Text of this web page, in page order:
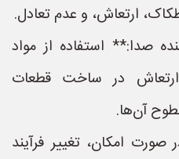
ارتعاش، و عدم تعادل.
صدا:** استفاده از مواد
در ساخت قطعات
آن‌ها.
صورت امکان، تغییر فرآیند